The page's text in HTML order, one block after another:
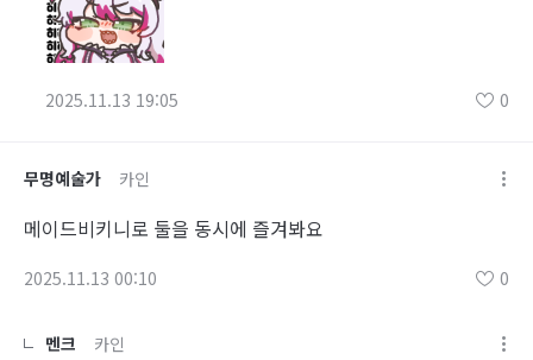
2025.11.13 19:05 0
무명예술가 카인
메이드비키니로 둘을 동시에 즐겨봐요
2025.11.13 00:10 0
멘크 카인